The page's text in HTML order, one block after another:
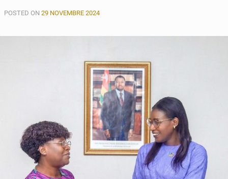
!
POSTED ON 29 NOVEMBRE 2024